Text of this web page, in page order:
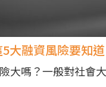
大融資風險要知
大嗎？一般對社會